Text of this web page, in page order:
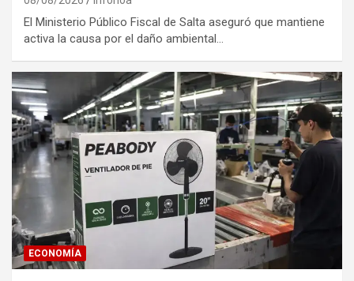
El Ministerio Público Fiscal de Salta aseguró que mantiene
activa la causa por el daño ambiental…
ECONOMÍA